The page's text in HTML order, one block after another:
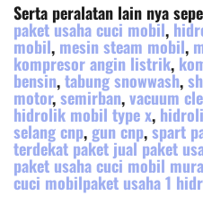
Serta peralatan lain nya
paket usaha cuci mobil,
mobil, mesin steam mobil,
kompresor angin listrik,
bensin,tabung snowwash,
motor,semirban,vacuum
hidrolik mobil type x,
selang cnp, gun cnp,spart
terdekat paket jual paket
paket usaha cuci mobil
cuci mobilpaket usaha 1